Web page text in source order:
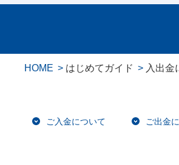
HOME はじめてガイド 入出金
ご入金について ご出金